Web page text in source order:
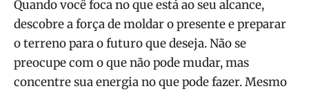
Quando você foca no que está ao seu alcance,
descobre a força de moldar o presente e preparar
o terreno para o futuro que deseja. Não se
preocupe com o que não pode mudar, mas
concentre sua energia no que pode fazer. Mesmo